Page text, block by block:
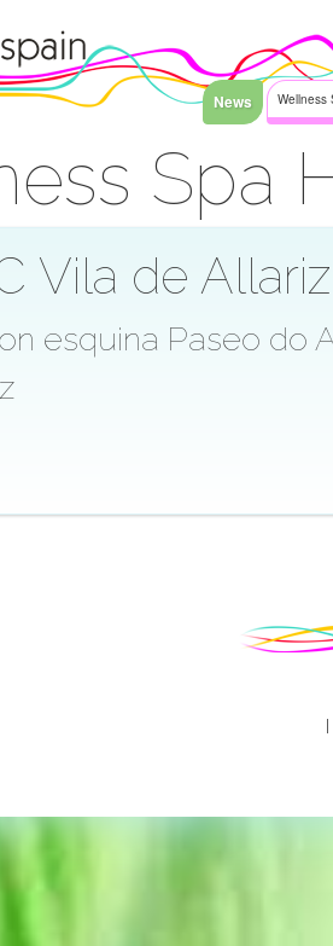
News Wellness
Spa
Vila de Allariz
esquina Paseo do
|